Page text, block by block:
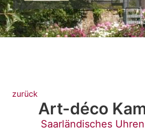
zurück
Art-déco
Saarländisches